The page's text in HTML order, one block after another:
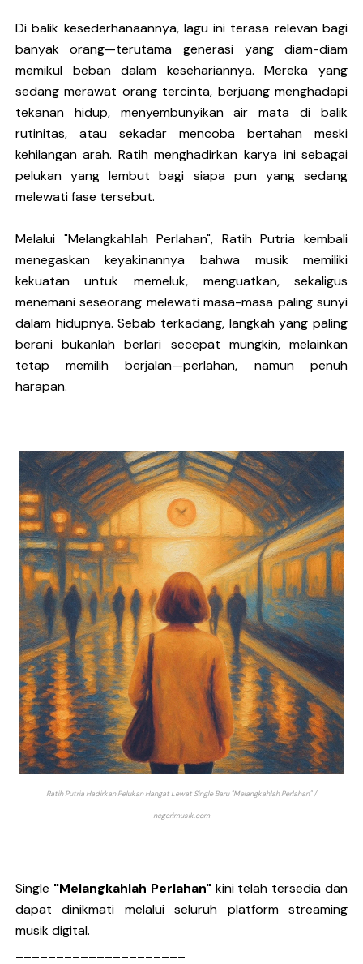
Di balik kesederhanaannya, lagu ini terasa relevan bagi
banyak orang—terutama generasi yang diam-diam
memikul beban dalam kesehariannya. Mereka yang
sedang merawat orang tercinta, berjuang menghadapi
tekanan hidup, menyembunyikan air mata di balik
rutinitas, atau sekadar mencoba bertahan meski
kehilangan arah. Ratih menghadirkan karya ini sebagai
pelukan yang lembut bagi siapa pun yang sedang
melewati fase tersebut.
Melalui "Melangkahlah Perlahan", Ratih Putria kembali
menegaskan keyakinannya bahwa musik memiliki
kekuatan untuk memeluk, menguatkan, sekaligus
menemani seseorang melewati masa-masa paling sunyi
dalam hidupnya. Sebab terkadang, langkah yang paling
berani bukanlah berlari secepat mungkin, melainkan
tetap memilih berjalan—perlahan, namun penuh
harapan.
Ratih Putria Hadirkan Pelukan Hangat Lewat Single Baru "Melangkahlah Perlahan" /
negerimusik.com
Single "Melangkahlah Perlahan"kini telah tersedia dan
dapat dinikmati melalui seluruh platform streaming
musik digital.